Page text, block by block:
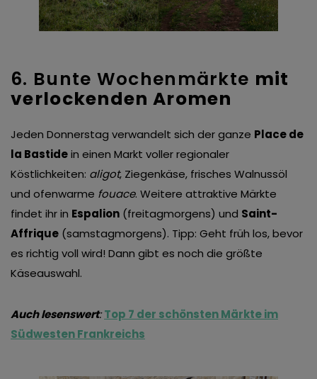
6. Bunte Wochenmärkte mit
verlockenden Aromen
Jeden Donnerstag verwandelt sich der ganze Place de
la Bastidein einen Markt voller regionaler
Köstlichkeiten: aligot, Ziegenkäse, frisches Walnussöl
und ofenwarme fouace. Weitere attraktive Märkte
findet ihr in Espalion (freitagmorgens) und Saint-
Affrique (samstagmorgens). Tipp: Geht früh los, bevor
es richtig voll wird! Dann gibt es noch die größte
Käseauswahl.
Auch lesenswert:Top 7 der schönsten Märkte im
Südwesten Frankreichs